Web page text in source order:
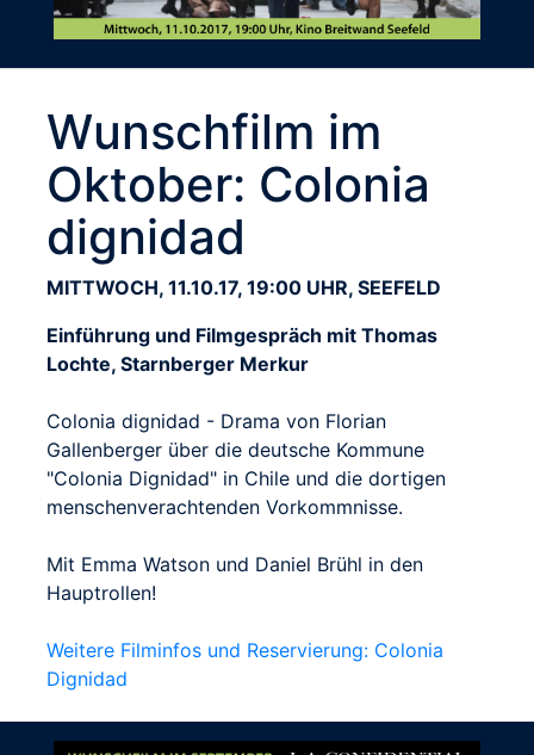
Wunschfilm im
Oktober: Colonia
dignidad
MITTWOCH, 11.10.17, 19:00 UHR, SEEFELD
Einführung und Filmgespräch mit Thomas
Lochte, Starnberger Merkur
Colonia dignidad - Drama von Florian
Gallenberger über die deutsche Kommune
"Colonia Dignidad" in Chile und die dortigen
menschenverachtenden Vorkommnisse.
Mit Emma Watson und Daniel Brühl in den
Hauptrollen!
Weitere Filminfos und Reservierung: Colonia
Dignidad